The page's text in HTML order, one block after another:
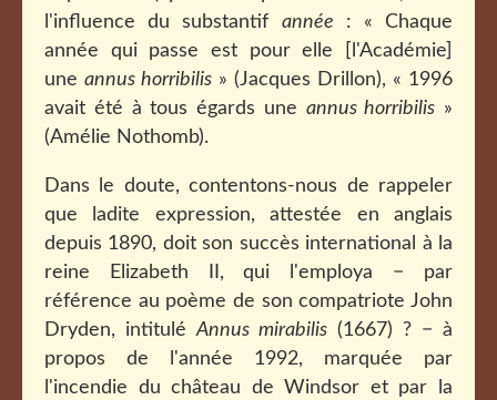
l'influence du substantif année : « Chaque
année qui passe est pour elle [l'Académie]
une annus horribilis » (Jacques Drillon), « 1996
avait été à tous égards une annus horribilis »
(Amélie Nothomb).
Dans le doute, contentons-nous de rappeler
que ladite expression, attestée en anglais
depuis 1890, doit son succès international à la
reine Elizabeth II, qui l'employa − par
référence au poème de son compatriote John
Dryden, intituléAnnus mirabilis (1667) ? − à
propos de l'année 1992, marquée par
l'incendie du château de Windsor et par la